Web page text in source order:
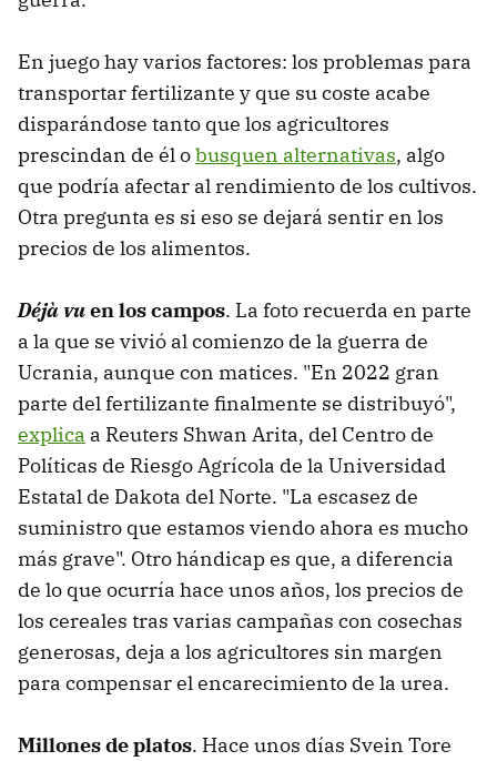
En juego hay varios factores: los problemas para
transportar fertilizante y que su coste acabe
disparándose tanto que los agricultores
prescindan de él obusquen alternativas, algo
que podría afectar al rendimiento de los cultivos.
Otra pregunta es si eso se dejará sentir en los
precios de los alimentos.
Déjà vuen los campos. La foto recuerda en parte
a la que se vivió al comienzo de la guerra de
Ucrania, aunque con matices. "En 2022 gran
parte del fertilizante finalmente se distribuyó",
explica a Reuters Shwan Arita, del Centro de
Políticas de Riesgo Agrícola de la Universidad
Estatal de Dakota del Norte. "La escasez de
suministro que estamos viendo ahora es mucho
más grave". Otro hándicap es que, a diferencia
de lo que ocurría hace unos años, los precios de
los cereales tras varias campañas con cosechas
generosas, deja a los agricultores sin margen
para compensar el encarecimiento de la urea.
Millones de platos. Hace unos días Svein Tore